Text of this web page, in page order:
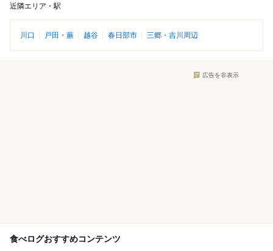
近隣エリア・駅
川口 戸田・蕨 越谷 春日部市 三郷・吉川周辺
広告を非表示
食べログおすすめコンテンツ